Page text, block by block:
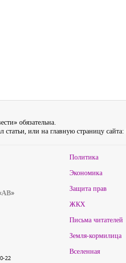
обязательна.
или на главную страницу сайта:
22
Политика
Экономика
Защита прав
ЖКХ
Письма читателей
Земля-кормилица
Вселенная